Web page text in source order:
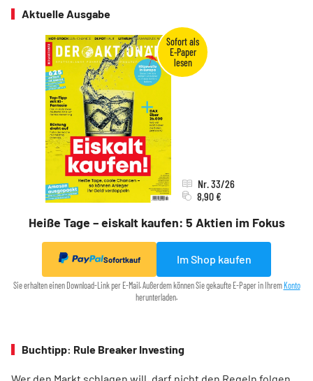
Aktuelle Ausgabe
Heiße Tage – eiskalt kaufen: 5 Aktien im Fokus
Nr. 33/26
8,90 €
Sofortkauf Im Shop kaufen
Sie erhalten einen Download-Link per E-Mail. Außerdem können Sie gekaufte E-Paper in Ihrem Konto
herunterladen.
Buchtipp: Rule Breaker Investing